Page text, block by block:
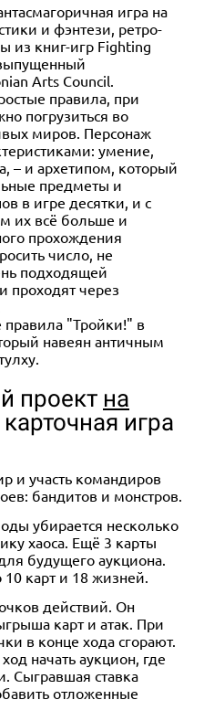
игра на
и фэнтези, ретро-
из книг-игр Fighting
Arts Council.
правила, при
погрузиться во
миров. Персонаж
умение,
– и архетипом, который
предметы и
в игре десятки, и с
их всё больше и
прохождения
число, не
подходящей
проходят через
правила "Тройки!" в
навеян античным
проект на
игра
и участь командиров
бандитов и монстров.
убирается несколько
хаоса. Ещё 3 карты
будущего аукциона.
карт и 18 жизней.
действий. Он
карт и атак. При
в конце хода сгорают.
начать аукцион, где
Сыгравшая ставка
отложенные